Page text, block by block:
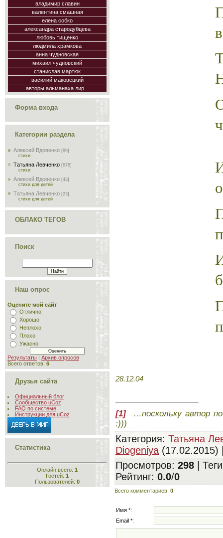
владимир славин
валентина смашная
елена собко
александра стародубцева
любовь тищенко
людмила храмкова
анна чудновская
михаил чудновский
станислав мартюк
василий маковецкий
авторы альманаха лир...
Форма входа
Категории раздела
Алексей Вдовенко [89]
стихи
Татьяна Левченко [678]
стихи
Алексей Вдовенко [43]
стихи для детей
Татьяна Левченко [23]
стихи для детей
ОБЛАКО ТЕГОВ
Поиск
Наш опрос
Оцените мой сайт
Отлично
Хорошо
Неплохо
Плохо
Ужасно
Результаты | Архив опросов
Всего ответов: 6
Друзья сайта
Официальный блог
Сообщество uCoz
FAQ по системе
Инструкции для uCoz
Статистика
Онлайн всего: 1
Гостей: 1
Пользователей: 0
28.12.04
[1] …поскольку автор
:)))
Категория: Татьяна
Diogeniya
Просмотров: 298 | Теги
Рейтинг: 0.0/0
Всего комментариев: 0
Имя *:
Email *: